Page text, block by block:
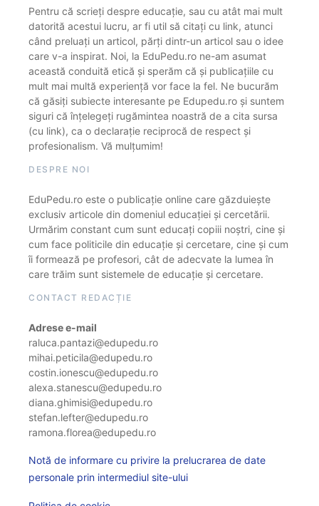
Pentru că scrieți despre educație, sau cu atât mai mult
datorită acestui lucru, ar fi util să citați cu link, atunci
când preluați un articol, părți dintr-un articol sau o idee
care v-a inspirat. Noi, la EduPedu.ro ne-am asumat
această conduită etică și sperăm că și publicațiile cu
mult mai multă experiență vor face la fel. Ne bucurăm
că găsiți subiecte interesante pe Edupedu.ro și suntem
siguri că înțelegeți rugămintea noastră de a cita sursa
(cu link), ca o declarație reciprocă de respect și
profesionalism. Vă mulțumim!
DESPRE NOI
EduPedu.ro este o publicație online care găzduiește
exclusiv articole din domeniul educației și cercetării.
Urmărim constant cum sunt educați copiii noștri, cine și
cum face politicile din educație și cercetare, cine și cum
îi formează pe profesori, cât de adecvate la lumea în
care trăim sunt sistemele de educație și cercetare.
CONTACT REDACȚIE
Adrese e-mail
raluca.pantazi@edupedu.ro
mihai.peticila@edupedu.ro
costin.ionescu@edupedu.ro
alexa.stanescu@edupedu.ro
diana.ghimisi@edupedu.ro
stefan.lefter@edupedu.ro
ramona.florea@edupedu.ro
Notă de informare cu privire la prelucrarea de date
personale prin intermediul site-ului